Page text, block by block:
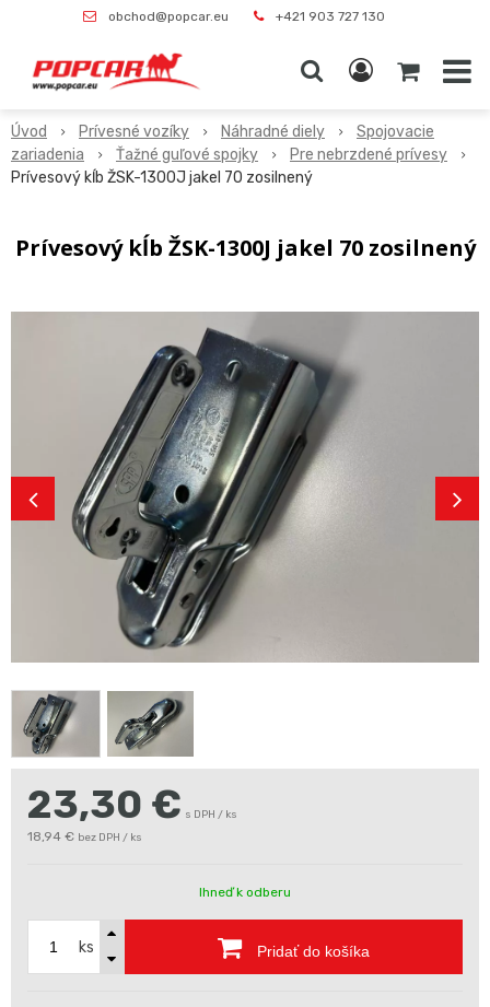
obchod@popcar.eu +421 903 727 130
Úvod Prívesné vozíky Náhradné diely
Spojovacie
zariadenia
Ťažné guľové spojky
Pre nebrzdené prívesy
Prívesový kĺb ŽSK-1300J jakel 70 zosilnený
Prívesový kĺb ŽSK-1300J jakel 70 zosilnený
23,30 € s DPH / ks
18,94 € bez DPH / ks
Ihneď k odberu
ks Pridať do košíka